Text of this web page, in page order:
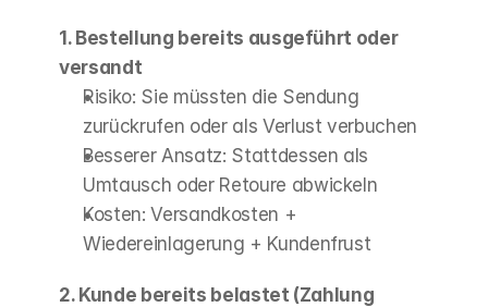
1. Bestellung bereits ausgeführt oder
versandt
Risiko: Sie müssten die Sendung
zurückrufen oder als Verlust verbuchen
Besserer Ansatz: Stattdessen als
Umtausch oder Retoure abwickeln
Kosten: Versandkosten +
Wiedereinlagerung + Kundenfrust
2. Kunde bereits belastet (Zahlung